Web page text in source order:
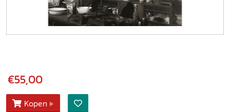
€55,00
Kopen